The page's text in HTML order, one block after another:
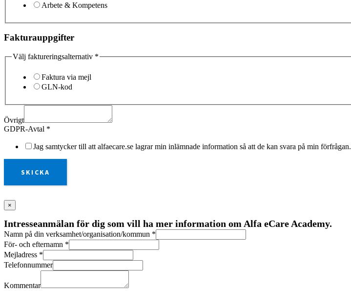
Arbete & Kompetens
Fakturauppgifter
Välj faktureringsalternativ *
Faktura via mejl
GLN-kod
Övrigt
GDPR-Avtal *
Jag samtycker till att alfaecare.se lagrar min inlämnade information så att de kan svara på min förfrågan.
SKICKA
×
Intresseanmälan för dig som vill ha mer information om Alfa eCare Academy.
Namn på din verksamhet/organisation/kommun *
För- och efternamn *
Mejladress *
Telefonnummer
Kommentar